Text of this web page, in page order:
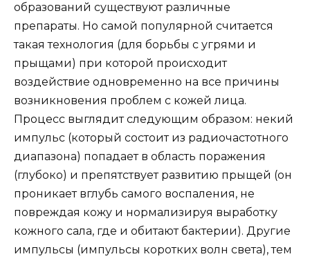
образований существуют различные
препараты. Но самой популярной считается
такая технология (для борьбы с угрями и
прыщами) при которой происходит
воздействие одновременно на все причины
возникновения проблем с кожей лица.
Процесс выглядит следующим образом: некий
импульс (который состоит из радиочастотного
диапазона) попадает в область поражения
(глубоко) и препятствует развитию прыщей (он
проникает вглубь самого воспаления, не
повреждая кожу и нормализируя выработку
кожного сала, где и обитают бактерии). Другие
импульсы (импульсы коротких волн света), тем